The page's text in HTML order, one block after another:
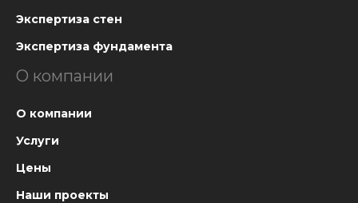
Экспертиза стен
Экспертиза фундамента
О компании
О компании
Услуги
Цены
Наши проекты